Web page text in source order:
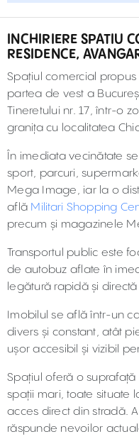
INCHIRIERE SPATIU
RESIDENCE,
Spațiul comercial
partea de vest a
Tineretului nr. 17, într-o
granița cu localitatea
În imediata vecinătate
sport, parcuri,
Mega Image, iar la o
află Militari Shopping
precum și magazinele
Transportul public este
de autobuz aflate în
legătură rapidă și directă
Imobilul se află într-un
divers și constant, atât
ușor accesibil și vizibil
Spațiul oferă o
spații mari, toate situate
acces direct din stradă.
răspunde nevoilor